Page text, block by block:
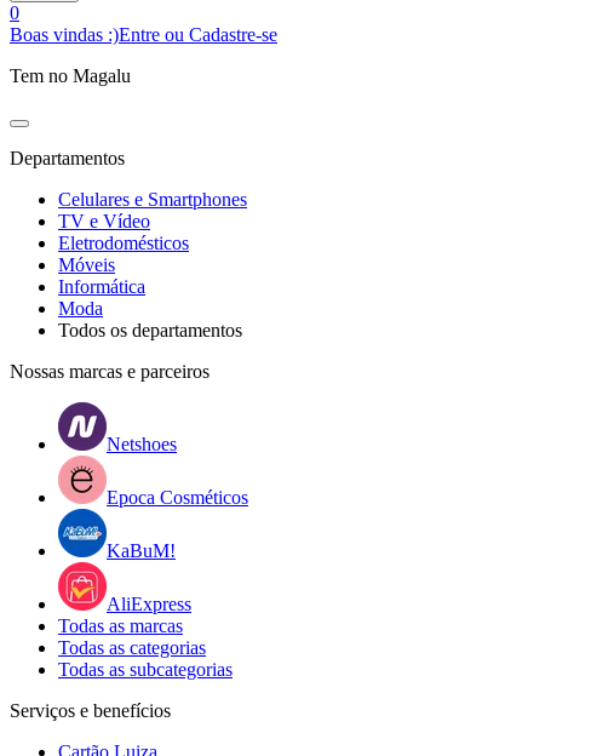
0
Boas vindas :)Entre ou Cadastre-se
Tem no Magalu
Departamentos
Celulares e Smartphones
TV e Vídeo
Eletrodomésticos
Móveis
Informática
Moda
Todos os departamentos
Nossas marcas e parceiros
Netshoes
Epoca Cosméticos
KaBuM!
AliExpress
Todas as marcas
Todas as categorias
Todas as subcategorias
Serviços e benefícios
Cartão Luiza